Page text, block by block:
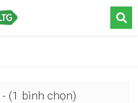
(1 bình chọn)